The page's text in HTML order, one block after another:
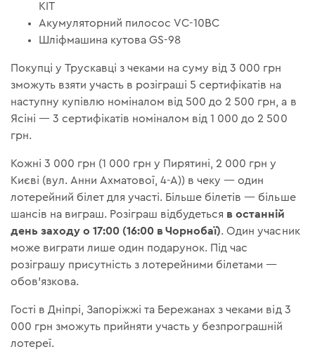
KIT
Акумуляторний пилосос VC-10BC
Шліфмашина кутова GS-98
Покупці у Трускавці з чеками на суму від 3 000 грн
зможуть взяти участь в розіграші 5 сертифікатів на
наступну купівлю номіналом від 500 до 2 500 грн, а в
Ясіні — 3 сертифікатів номіналом від 1 000 до 2 500
грн.
Кожні 3 000 грн (1 000 грн у Пирятині, 2 000 грн у
Києві (вул. Анни Ахматової, 4-А)) в чеку — один
лотерейний білет для участі. Більше білетів — більше
шансів на виграш. Розіграш відбудеться в останній
день заходу о 17:00 (16:00 в Чорнобаї). Один учасник
може виграти лише один подарунок. Під час
розіграшу присутність з лотерейними білетами —
обов'язкова.
Гості в Дніпрі, Запоріжжі та Бережанах з чеками від 3
000 грн зможуть прийняти участь у безпрограшній
лотереї.